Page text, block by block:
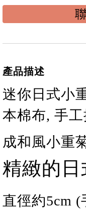
產品描述
迷你日式小
本棉布, 手
成和風小重
精緻的日
直徑約5cm (